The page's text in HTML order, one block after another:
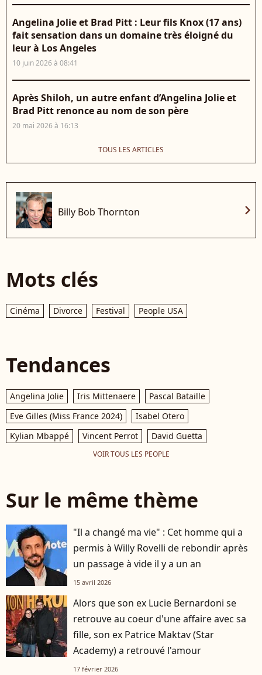
Angelina Jolie et Brad Pitt : Leur fils Knox (17 ans)
fait sensation dans un domaine très éloigné du
leur à Los Angeles
10 juin 2026 à 08:41
Après Shiloh, un autre enfant d’Angelina Jolie et
Brad Pitt renonce au nom de son père
20 mai 2026 à 16:13
TOUS LES ARTICLES
Billy Bob Thornton chevron_right
Mots clés
Cinéma Divorce Festival People USA
Tendances
Angelina Jolie Iris Mittenaere
Pascal Bataille
Eve Gilles (Miss France 2024)
Isabel Otero
Kylian Mbappé
Vincent Perrot David Guetta
VOIR TOUS LES PEOPLE
Sur le même thème
"Il a changé ma vie" : Cet homme qui a
permis à Willy Rovelli de rebondir après
un passage à vide il y a un an
15 avril 2026
Alors que son ex Lucie Bernardoni se
retrouve au coeur d'une affaire avec sa
fille, son ex Patrice Maktav (Star
Academy) a retrouvé l'amour
17 février 2026